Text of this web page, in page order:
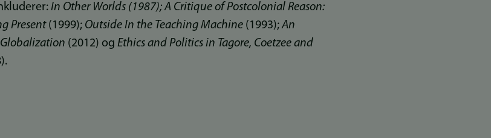
In Other Worlds (1987); A Critique of Postcolonial Reason:
Present(1999); Outside In the Teaching Machine (1993);An
(2012) og Ethics and Politics in Tagore, Coetzee and